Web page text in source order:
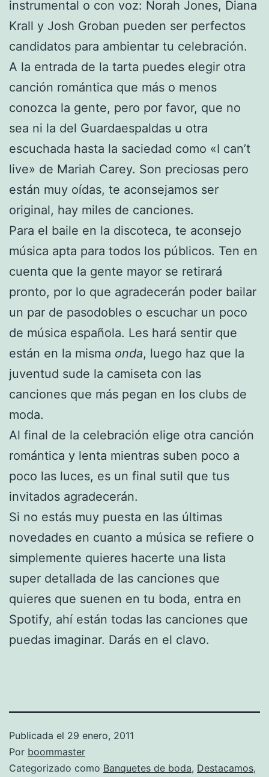
instrumental o con voz: Norah Jones, Diana
Krall y Josh Groban pueden ser perfectos
candidatos para ambientar tu celebración.
A la entrada de la tarta puedes elegir otra
canción romántica que más o menos
conozca la gente, pero por favor, que no
sea ni la del Guardaespaldas u otra
escuchada hasta la saciedad como «I can’t
live» de Mariah Carey. Son preciosas pero
están muy oídas, te aconsejamos ser
original, hay miles de canciones.
Para el baile en la discoteca, te aconsejo
música apta para todos los públicos. Ten en
cuenta que la gente mayor se retirará
pronto, por lo que agradecerán poder bailar
un par de pasodobles o escuchar un poco
de música española. Les hará sentir que
están en la misma onda, luego haz que la
juventud sude la camiseta con las
canciones que más pegan en los clubs de
moda.
Al final de la celebración elige otra canción
romántica y lenta mientras suben poco a
poco las luces, es un final sutil que tus
invitados agradecerán.
Si no estás muy puesta en las últimas
novedades en cuanto a música se refiere o
simplemente quieres hacerte una lista
super detallada de las canciones que
quieres que suenen en tu boda, entra en
Spotify, ahí están todas las canciones que
puedas imaginar. Darás en el clavo.
Publicada el 29 enero, 2011
Por boommaster
Categorizado como Banquetes de boda, Destacamos,